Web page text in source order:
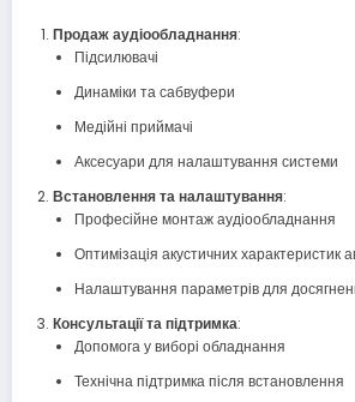
Продаж аудіообладнання:
Підсилювачі
Динаміки та сабвуфери
Медійні приймачі
Аксесуари для налаштування системи
Встановлення та налаштування:
Професійне монтаж аудіообладнання
Оптимізація акустичних характеристик
Налаштування параметрів для
Консультації та підтримка:
Допомога у виборі обладнання
Технічна підтримка після встановлення